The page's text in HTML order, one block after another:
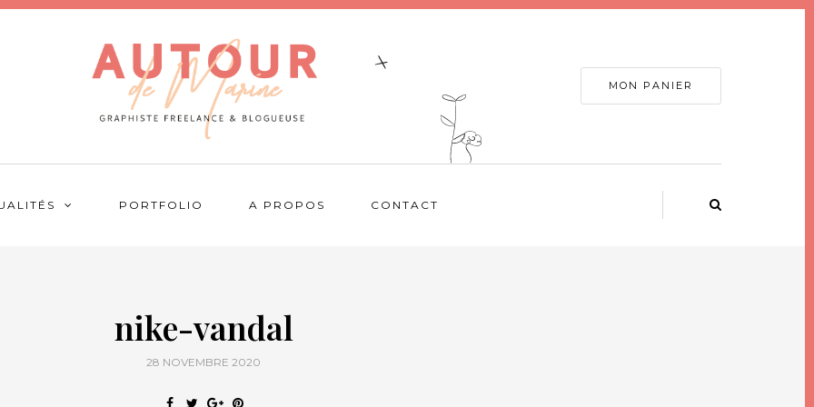
MON PANIER
PORTFOLIO A PROPOS CONTACT
nike-vandal
28 NOVEMBRE 2020